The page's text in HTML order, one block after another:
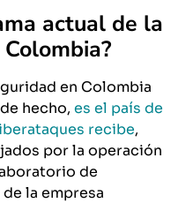
actual de la
en Colombia
hecho, es el país de
recibe,
por la operación
de
la empresa